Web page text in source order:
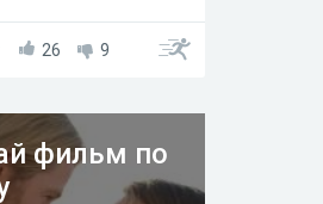
филосовского
26 9
фильм по